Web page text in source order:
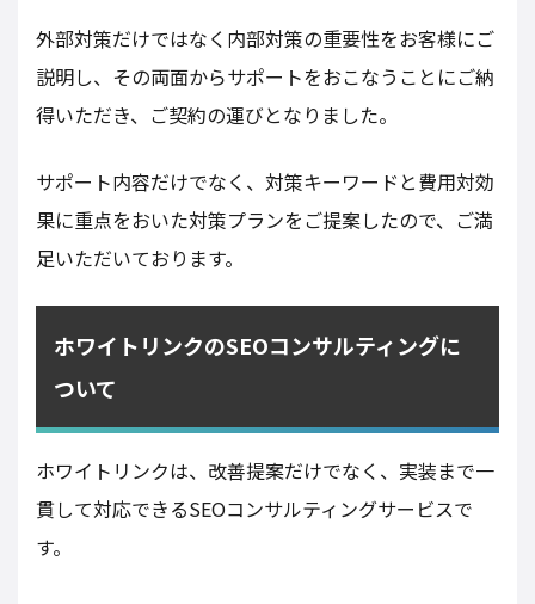
外部対策だけではなく内部対策の重要性をお客様にご
説明し、その両面からサポートをおこなうことにご納
得いただき、ご契約の運びとなりました。
サポート内容だけでなく、対策キーワードと費用対効
果に重点をおいた対策プランをご提案したので、ご満
足いただいております。
ホワイトリンクのSEOコンサルティングに
ついて
ホワイトリンクは、改善提案だけでなく、実装まで一
貫して対応できるSEOコンサルティングサービスで
す。